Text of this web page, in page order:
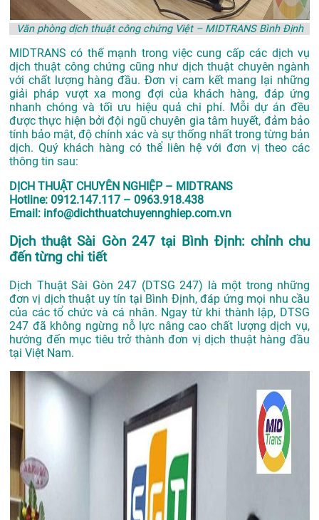
Văn phòng dịch thuật công chứng Việt – MIDTRANS Bình Định
MIDTRANS có thế mạnh trong việc cung cấp các dịch vụ
dịch thuật công chứng cũng như dịch thuật chuyên ngành
với chất lượng hàng đầu. Đơn vị cam kết mang lại những
giải pháp vượt xa mong đợi của khách hàng, đáp ứng
nhanh chóng và tối ưu hiệu quả chi phí. Mỗi dự án đều
được thực hiện bởi đội ngũ chuyên gia tâm huyết, đảm bảo
tính bảo mật, độ chính xác và sự thống nhất trong từng bản
dịch. Quý khách hàng có thể liên hệ với đơn vị theo các
thông tin sau:
DỊCH THUẬT CHUYÊN NGHIỆP – MIDTRANS
Hotline: 0912.147.117 – 0963.918.438
Email: info@dichthuatchuyennghiep.com.vn
Dịch thuật Sài Gòn 247 tại Bình Định: chỉnh chu
đến từng chi tiết
Dịch Thuật Sài Gòn 247 (DTSG 247) là một trong những
đơn vị dịch thuật uy tín tại Bình Định, đáp ứng mọi nhu cầu
của các tổ chức và cá nhân. Ngay từ khi thành lập, DTSG
247 đã không ngừng nỗ lực nâng cao chất lượng dịch vụ,
hướng đến mục tiêu trở thành đơn vị dịch thuật hàng đầu
tại Việt Nam.